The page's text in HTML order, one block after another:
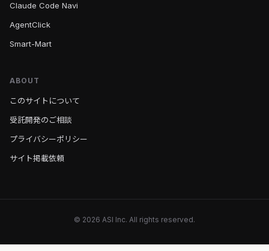
Claude Code Navi
AgentClick
Smart-Mart
ABOUT
このサイトについて
受託開発のご相談
プライバシーポリシー
サイト掲載依頼
© 2026 ASI Inc. All rights reserved.